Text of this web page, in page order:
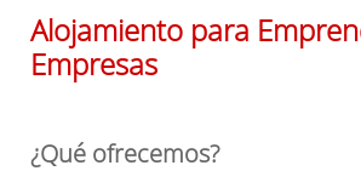
Información y Documentos
Alojamiento para
Empresas
¿Qué ofrecemos?